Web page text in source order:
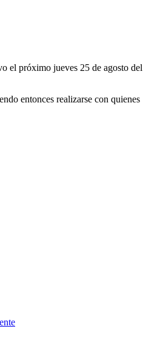
el próximo jueves 25 de agosto del
entonces realizarse con quienes